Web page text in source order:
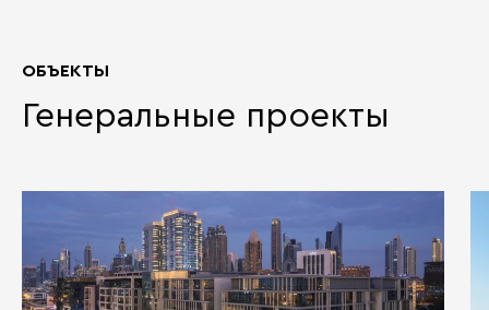
ОБЪЕКТЫ
Генеральные проекты